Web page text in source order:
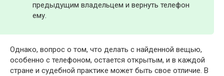
предыдущим владельцем и вернуть телефон
ему.
Однако, вопрос о том, что делать с найденной вещью,
особенно с телефоном, остается открытым, и в каждой
стране и судебной практике может быть свое отличие. В